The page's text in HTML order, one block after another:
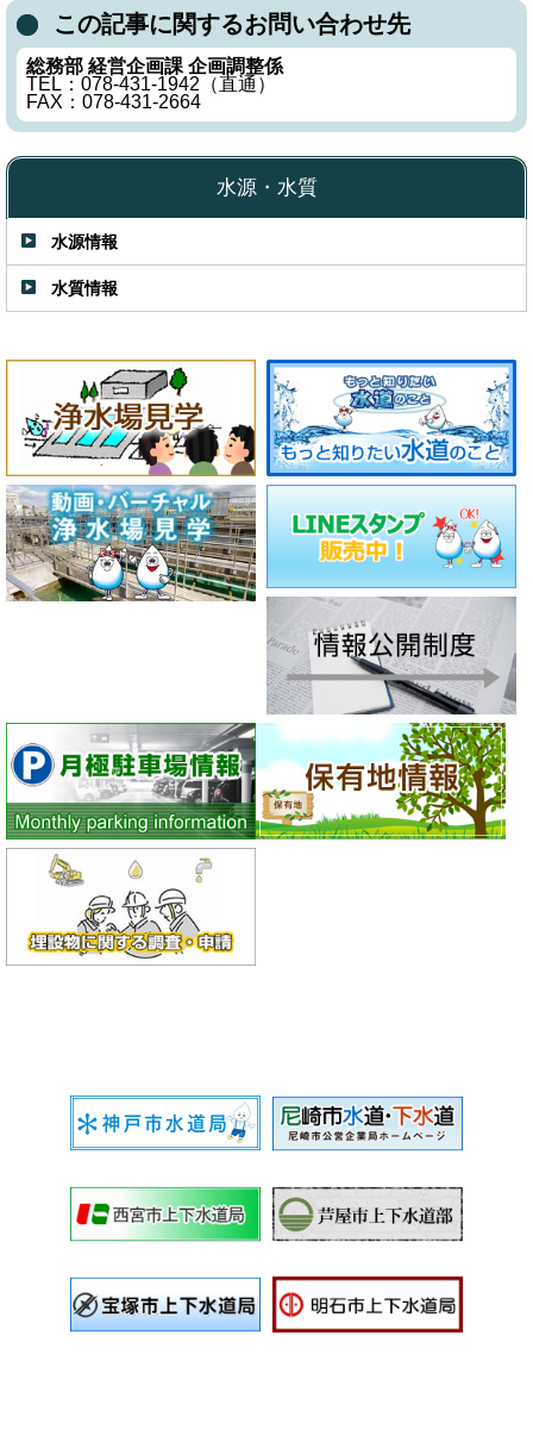
この記事に関するお問い合わせ先
総務部 経営企画課 企画調整係
TEL：078-431-1942（直通）
FAX：078-431-2664
水源・水質
水源情報
水質情報